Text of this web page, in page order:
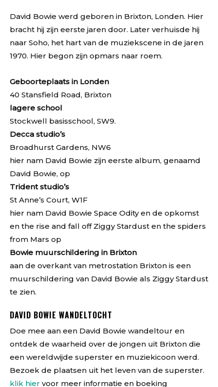
David Bowie werd geboren in Brixton, Londen. Hier
bracht hij zijn eerste jaren door. Later verhuisde hij
naar Soho, het hart van de muziekscene in de jaren
1970. Hier begon zijn opmars naar roem.
Geboorteplaats in Londen
40 Stansfield Road, Brixton
lagere school
Stockwell basisschool, SW9.
Decca studio’s
Broadhurst Gardens, NW6
hier nam David Bowie zijn eerste album, genaamd
David Bowie, op
Trident studio’s
St Anne’s Court, W1F
hier nam David Bowie Space Odity en de opkomst
en the rise and fall off Ziggy Stardust en the spiders
from Mars op
Bowie muurschildering in Brixton
aan de overkant van metrostation Brixton is een
muurschildering van David Bowie als Ziggy Stardust
te zien.
DAVID BOWIE WANDELTOCHT
Doe mee aan een David Bowie wandeltour en
ontdek de waarheid over de jongen uit Brixton die
een wereldwijde superster en muziekicoon werd.
Bezoek de plaatsen uit het leven van de superster.
klik hier voor meer informatie en boeking